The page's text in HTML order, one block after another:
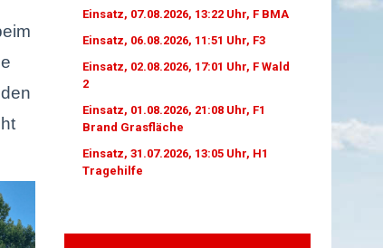
Einsatz, 07.08.2026, 13:22 Uhr, F BMA
Einsatz, 06.08.2026, 11:51 Uhr, F3
Einsatz, 02.08.2026, 17:01 Uhr, F Wald
2
Einsatz, 01.08.2026, 21:08 Uhr, F1
Brand Grasfläche
Einsatz, 31.07.2026, 13:05 Uhr, H1
Tragehilfe